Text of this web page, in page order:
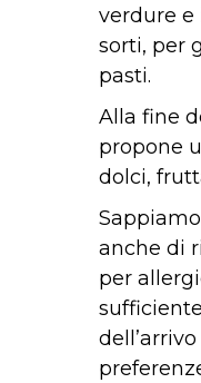
verdure
sorti, per
pasti.
Alla fine
propone
dolci,
anche di
per